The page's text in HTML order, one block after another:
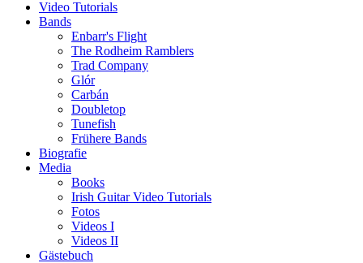
Video Tutorials
Bands
Enbarr's Flight
The Rodheim Ramblers
Trad Company
Glór
Carbán
Doubletop
Tunefish
Frühere Bands
Biografie
Media
Books
Irish Guitar Video Tutorials
Fotos
Videos I
Videos II
Gästebuch